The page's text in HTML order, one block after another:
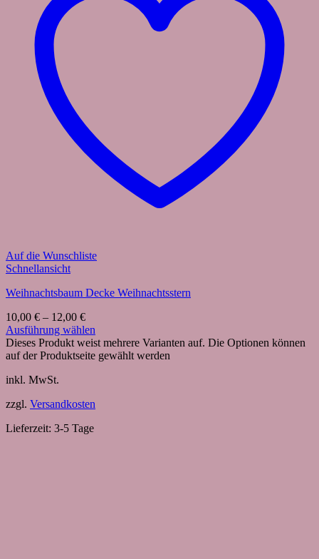
Auf die Wunschliste
Schnellansicht
Weihnachtsbaum Decke Weihnachtsstern
10,00 € – 12,00 €
Ausführung wählen
Dieses Produkt weist mehrere Varianten auf. Die Optionen können
auf der Produktseite gewählt werden
inkl. MwSt.
zzgl. Versandkosten
Lieferzeit: 3-5 Tage